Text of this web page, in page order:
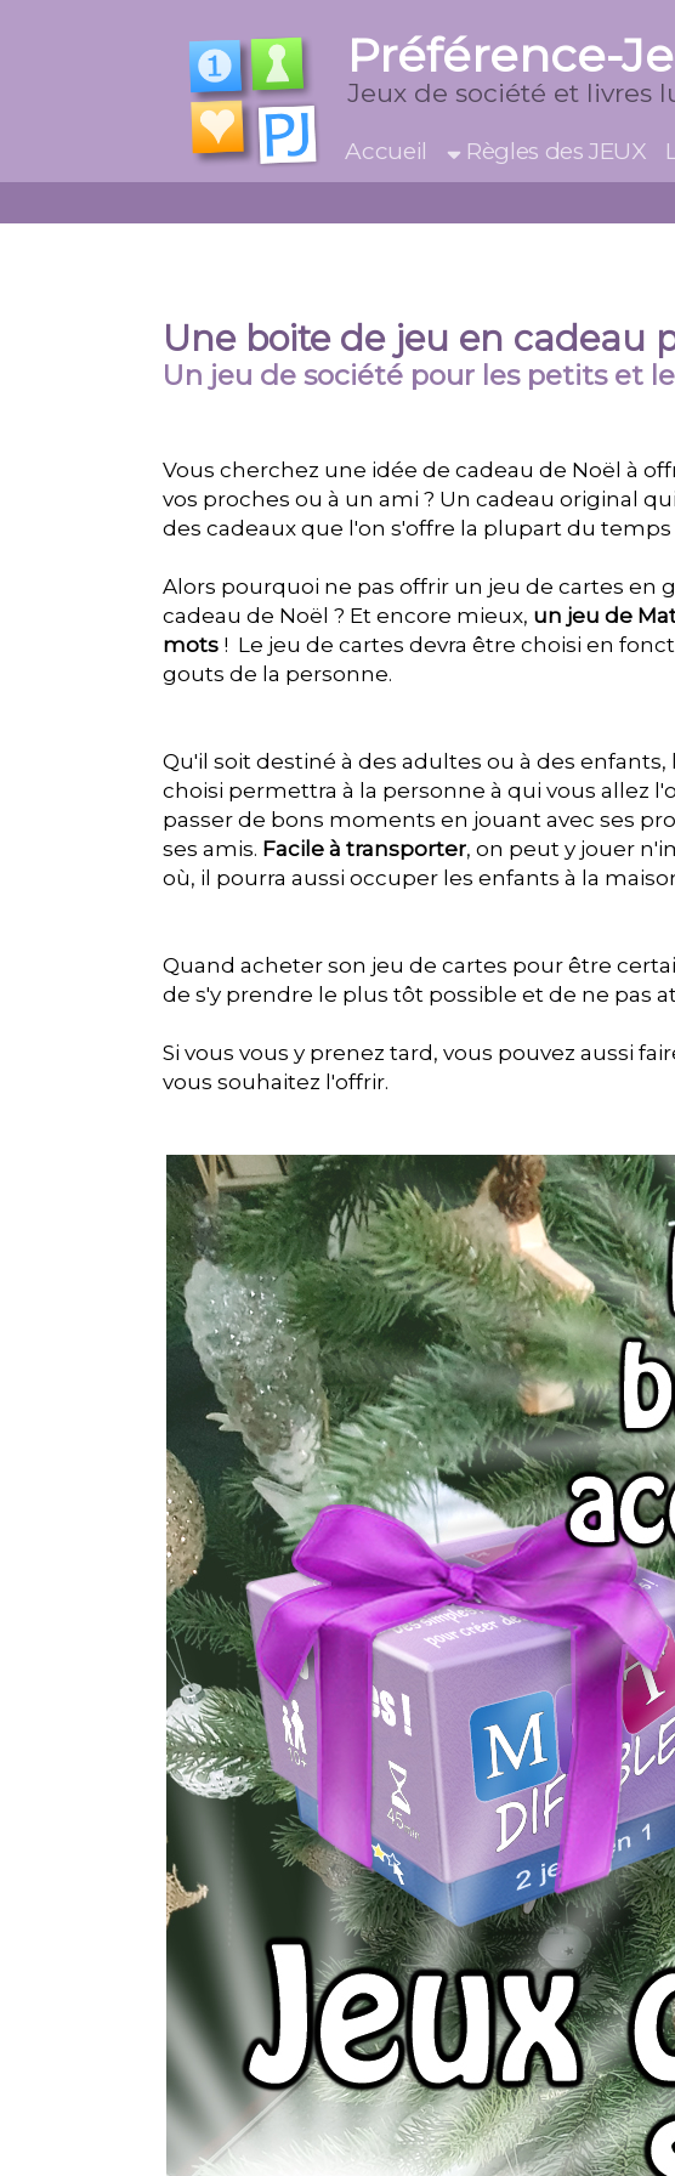
Préférence-
Jeux de société et livres
Accueil Règles des JEUX
Une boite de jeu en cadeau
Un jeu de société pour les petits et
Vous cherchez une idée de cadeau de Noël à
vos proches ou à un ami ? Un cadeau original
des cadeaux que l'on s'offre la plupart du temps
Alors pourquoi ne pas offrir un jeu de cartes en
cadeau de Noël ? Et encore mieux, un jeu de
mots ! Le jeu de cartes devra être choisi en
gouts de la personne.
Qu'il soit destiné à des adultes ou à des enfants,
choisi permettra à la personne à qui vous allez
passer de bons moments en jouant avec ses
ses amis. Facile à transporter, on peut y jouer
où, il pourra aussi occuper les enfants à la
Quand acheter son jeu de cartes pour être
de s'y prendre le plus tôt possible et de ne pas
Si vous vous y prenez tard, vous pouvez aussi
vous souhaitez l'offrir.